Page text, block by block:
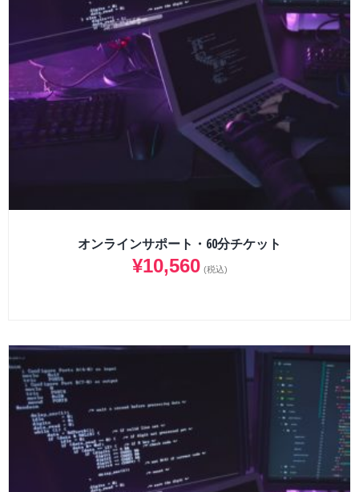
オンラインサポート・60分チケット
¥10,560 (税込)